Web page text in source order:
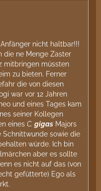
nicht haltbar!!!
die ne Menge Zaster
mitbringen müssten
zu bieten. Ferner
die von diesen
war vor 12 Jahren
und eines Tages kam
seiner Kollegen
eines C. gigas Majors
Schnittwunde sowie die
würde. Ich bin
aber es sollte
es nicht auf das (von
gefütterte) Ego als